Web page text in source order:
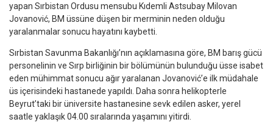
yapan Sırbistan Ordusu mensubu Kıdemli Astsubay Milovan
Jovanović, BM üssüne düşen bir merminin neden olduğu
yaralanmalar sonucu hayatını kaybetti.
Sırbistan Savunma Bakanlığı’nın açıklamasına göre, BM barış gücü
personelinin ve Sırp birliğinin bir bölümünün bulunduğu üsse isabet
eden mühimmat sonucu ağır yaralanan Jovanović’e ilk müdahale
üs içerisindeki hastanede yapıldı. Daha sonra helikopterle
Beyrut’taki bir üniversite hastanesine sevk edilen asker, yerel
saatle yaklaşık 04.00 sıralarında yaşamını yitirdi.